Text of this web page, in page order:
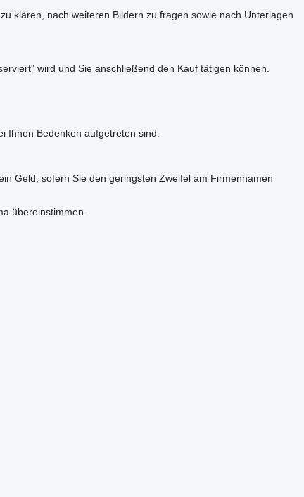
klären, nach weiteren Bildern zu fragen sowie nach Unterlagen
wird und Sie anschließend den Kauf tätigen können.
Ihnen Bedenken aufgetreten sind.
Geld, sofern Sie den geringsten Zweifel am Firmennamen
übereinstimmen.